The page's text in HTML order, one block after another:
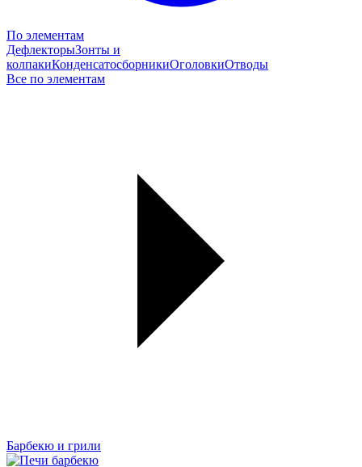
По элементам
ДефлекторыЗонты и
колпакиКонденсатосборникиОголовкиОтводы
Все по элементам
Барбекю и грили